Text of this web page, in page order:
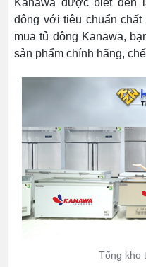
đông với tiêu chuẩn
mua tủ đông Kanawa,
sản phẩm chính hãng,
Tổng kho